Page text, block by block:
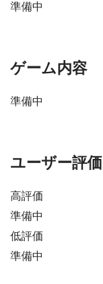
準備中
ゲーム内容
準備中
ユーザー評価
高評価
準備中
低評価
準備中